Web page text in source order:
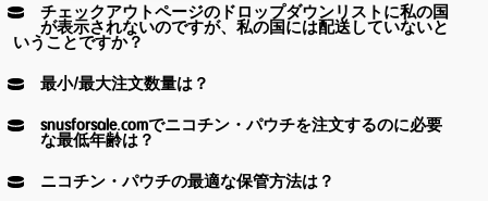
チェックアウトページのドロップダウンリストに私の国
が表示されないのですが、私の国には配送していないと
いうことですか？
最小/最大注文数量は？
snusforsale.comでニコチン・パウチを注文するのに必要
な最低年齢は？
ニコチン・パウチの最適な保管方法は？